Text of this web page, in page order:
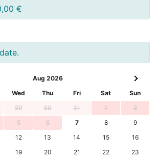
€
Aug 2026
Wed Thu Fri Sat
Sun
29 30 31 1
2
5 6 7 8
9
12 13 14 15
16
19 20 21 22
23